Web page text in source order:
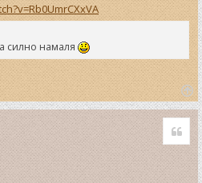
силно намаля
T
o
p